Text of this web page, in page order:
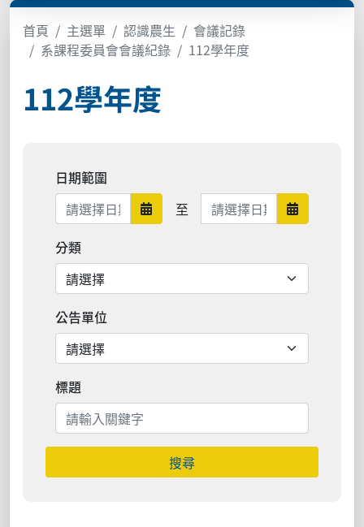
首頁 主選單 認識農生
會議記錄
系課程委員會會議紀錄
112學年度
112學年度
日期範圍
日期範圍開始
至 日期範圍結束 日期範圍
分類
公告單位
標題
搜尋